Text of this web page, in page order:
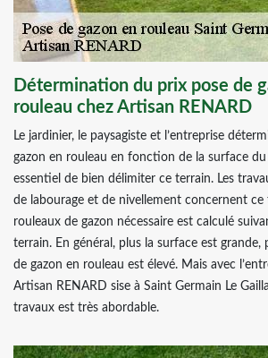
Détermination du prix pose de
rouleau chez Artisan RENARD
Le jardinier, le paysagiste et l’entreprise
gazon en rouleau en fonction de la surface
essentiel de bien délimiter ce terrain. Les
de labourage et de nivellement concernent ce
rouleaux de gazon nécessaire est calculé
terrain. En général, plus la surface est grande,
de gazon en rouleau est élevé. Mais avec
Artisan RENARD sise à Saint Germain Le
travaux est très abordable.